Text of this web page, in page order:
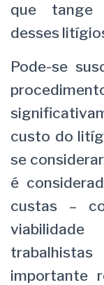
que tange
desses
Pode-se
custo do
se
é
custas –
importante